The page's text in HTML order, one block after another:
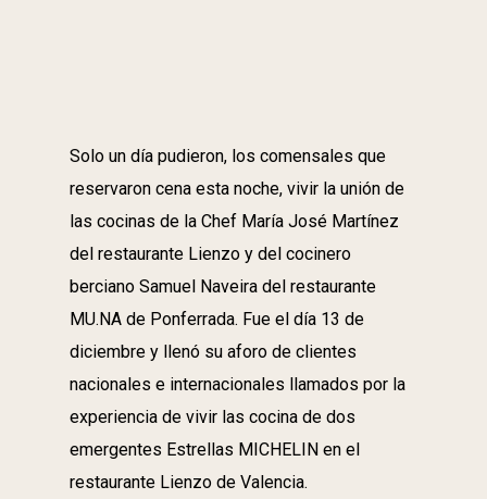
Solo un día pudieron, los comensales que
reservaron cena esta noche, vivir la unión de
las cocinas de la Chef María José Martínez
del restaurante Lienzo y del cocinero
berciano Samuel Naveira del restaurante
MU.NA de Ponferrada. Fue el día 13 de
diciembre y llenó su aforo de clientes
nacionales e internacionales llamados por la
experiencia de vivir las cocina de dos
emergentes Estrellas MICHELIN en el
restaurante Lienzo de Valencia.